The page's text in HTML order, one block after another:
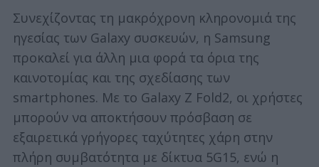
Συνεχίζοντας τη μακρόχρονη κληρονομιά της
ηγεσίας των Galaxy συσκευών, η Samsung
προκαλεί για άλλη μια φορά τα όρια της
καινοτομίας και της σχεδίασης των
smartphones. Με το Galaxy Z Fold2, οι χρήστες
μπορούν να αποκτήσουν πρόσβαση σε
εξαιρετικά γρήγορες ταχύτητες χάρη στην
πλήρη συμβατότητα με δίκτυα 5G15, ενώ η